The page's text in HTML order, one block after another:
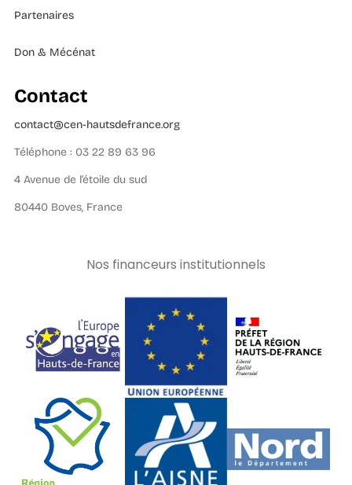
Partenaires
Don & Mécénat
Contact
contact@cen-hautsdefrance.org
Téléphone : 03 22 89 63 96
4 Avenue de l’étoile du sud
80440 Boves, France
Nos financeurs institutionnels